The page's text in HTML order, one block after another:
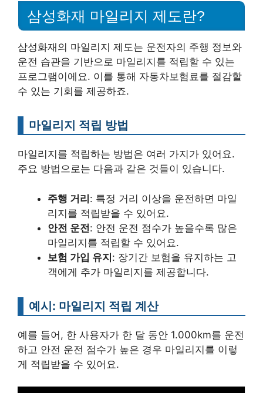
삼성화재 마일리지 제도란?
삼성화재의 마일리지 제도는 운전자의 주행 정보와
운전 습관을 기반으로 마일리지를 적립할 수 있는
프로그램이에요. 이를 통해 자동차보험료를 절감할
수 있는 기회를 제공하죠.
마일리지 적립 방법
마일리지를 적립하는 방법은 여러 가지가 있어요.
주요 방법으로는 다음과 같은 것들이 있습니다.
주행 거리: 특정 거리 이상을 운전하면 마일
리지를 적립받을 수 있어요.
안전 운전: 안전 운전 점수가 높을수록 많은
마일리지를 적립할 수 있어요.
보험 가입 유지: 장기간 보험을 유지하는 고
객에게 추가 마일리지를 제공합니다.
예시: 마일리지 적립 계산
예를 들어, 한 사용자가 한 달 동안 1.000km를 운전
하고 안전 운전 점수가 높은 경우 마일리지를 이렇
게 적립받을 수 있어요.